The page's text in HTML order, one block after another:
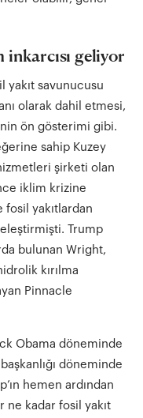
inkarcısı geliyor
yakıt savunucusu
olarak dahil etmesi,
ön gösterimi gibi.
sahip Kuzey
şirketi olan
iklim krizine
fosil yakıtlardan
Trump
bulunan Wright,
kırılma
Pinnacle
Obama döneminde
döneminde
hemen ardından
ne kadar fosil yakıt